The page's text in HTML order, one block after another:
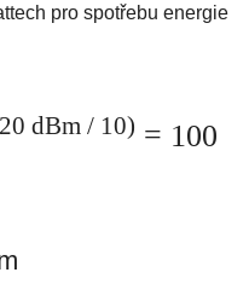
pro spotřebu energie
dBm / 10) = 100